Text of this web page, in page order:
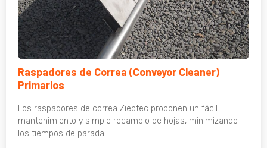
Raspadores de Correa (Conveyor Cleaner)
Primarios
Los raspadores de correa Ziebtec proponen un fácil
mantenimiento y simple recambio de hojas, minimizando
los tiempos de parada.